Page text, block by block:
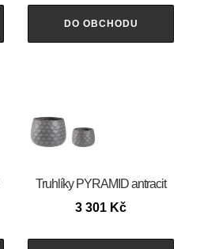
DO OBCHODU
Truhlíky PYRAMID antracit
3 301 Kč